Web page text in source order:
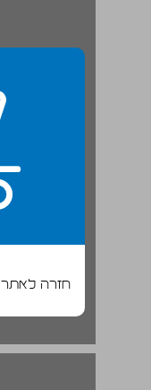
חזרה לאתר